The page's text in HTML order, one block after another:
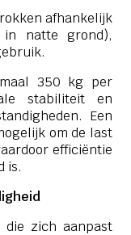
afhankelijk
in natte grond),
350 kg per
stabiliteit en
Een
om de last
efficiëntie
is.
die zich aanpast